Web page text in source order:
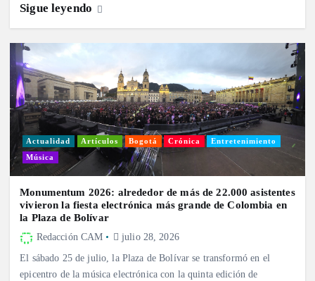
Sigue leyendo
Actualidad Artículos Bogotá Crónica Entretenimiento
Música
Monumentum 2026: alrededor de más de 22.000 asistentes
vivieron la fiesta electrónica más grande de Colombia en
la Plaza de Bolívar
Redacción CAM julio 28, 2026
El sábado 25 de julio, la Plaza de Bolívar se transformó en el
epicentro de la música electrónica con la quinta edición de